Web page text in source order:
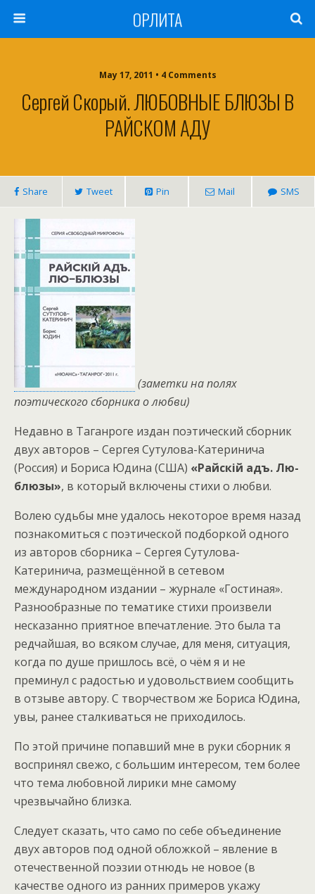
ОРЛИТА
May 17, 2011 • 4 Comments
Сергей Скорый. ЛЮБОВНЫЕ БЛЮЗЫ В
РАЙСКОМ АДУ
Share Tweet Pin Mail SMS
(заметки на полях
поэтического сборника о любви)
Недавно в Таганроге издан поэтический сборник
двух авторов – Сергея Сутулова-Катеринича
(Россия) и Бориса Юдина (США) «Райскій адъ. Лю-
блюзы», в который включены стихи о любви.
Волею судьбы мне удалось некоторое время назад
познакомиться с поэтической подборкой одного
из авторов сборника – Сергея Сутулова-
Катеринича, размещённой в сетевом
международном издании – журнале «Гостиная».
Разнообразные по тематике стихи произвели
несказанно приятное впечатление. Это была та
редчайшая, во всяком случае, для меня, ситуация,
когда по душе пришлось всё, о чём я и не
преминул с радостью и удовольствием сообщить
в отзыве автору. С творчеством же Бориса Юдина,
увы, ранее сталкиваться не приходилось.
По этой причине попавший мне в руки сборник я
воспринял свежо, с большим интересом, тем более
что тема любовной лирики мне самому
чрезвычайно близка.
Следует сказать, что само по себе объединение
двух авторов под одной обложкой – явление в
отечественной поэзии отнюдь не новое (в
качестве одного из ранних примеров укажу